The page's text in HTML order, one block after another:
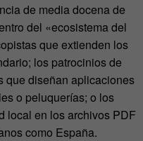
de media docena de
del «ecosistema del
que extienden los
los patrocinios de
que diseñan aplicaciones
o peluquerías; o los
local en los archivos PDF
como España.